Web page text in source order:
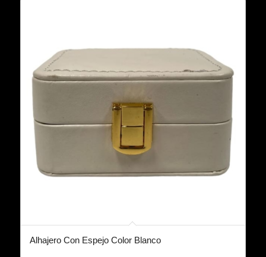
Alhajero Con Espejo Color Blanco